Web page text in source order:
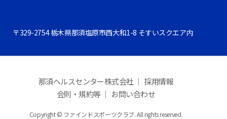
〒329-2754 栃木県那須塩原市西大和1-8 そすいスクエア内
那須ヘルスセンター株式会社 ｜ 採用情報
会則・規約等 ｜ お問い合わせ
Copyright © ファインドスポーツクラブ. All rights reserved.